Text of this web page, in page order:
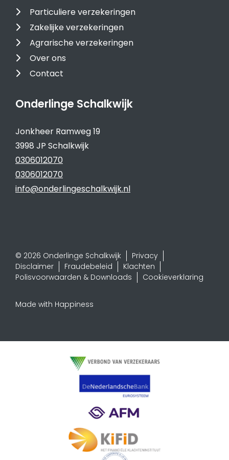
Particuliere verzekeringen
Zakelijke verzekeringen
Agrarische verzekeringen
Over ons
Contact
Onderlinge Schalkwijk
Jonkheer Ramweg 19
3998 JP Schalkwijk
0306012070
0306012070
info@onderlingeschalkwijk.nl
© 2026 Onderlinge Schalkwijk
Privacy
Disclaimer
Fraudebeleid
Klachten
Polisvoorwaarden & Downloads
Cookieverklaring
Made with Happiness